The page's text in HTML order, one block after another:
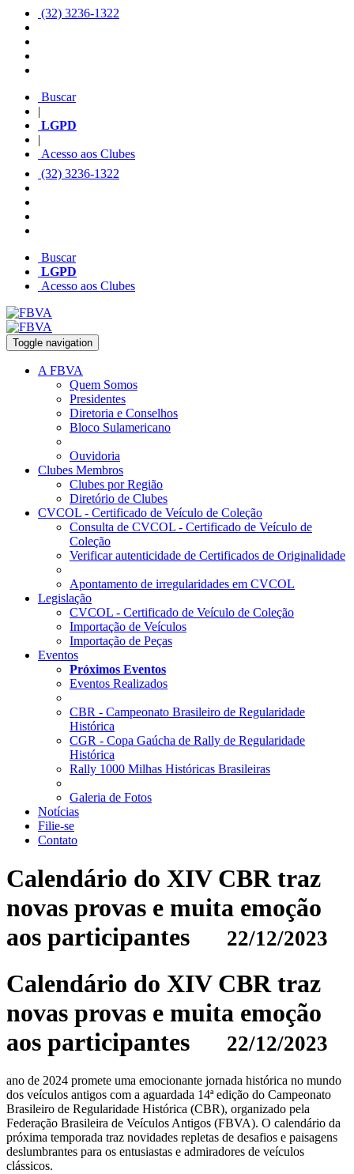
(32) 3236-1322
Buscar
|
LGPD
|
Acesso aos Clubes
(32) 3236-1322
Buscar
LGPD
Acesso aos Clubes
Toggle navigation
A FBVA
Quem Somos
Presidentes
Diretoria e Conselhos
Bloco Sulamericano
Ouvidoria
Clubes Membros
Clubes por Região
Diretório de Clubes
CVCOL - Certificado de Veículo de Coleção
Consulta de CVCOL - Certificado de Veículo de
Coleção
Verificar autenticidade de Certificados de Originalidade
Apontamento de irregularidades em CVCOL
Legislação
CVCOL - Certificado de Veículo de Coleção
Importação de Veículos
Importação de Peças
Eventos
Próximos Eventos
Eventos Realizados
CBR - Campeonato Brasileiro de Regularidade
Histórica
CGR - Copa Gaúcha de Rally de Regularidade
Histórica
Rally 1000 Milhas Históricas Brasileiras
Galeria de Fotos
Notícias
Filie-se
Contato
Calendário do XIV CBR traz
novas provas e muita emoção
aos participantes
22/12/2023
Calendário do XIV CBR traz
novas provas e muita emoção
aos participantes
22/12/2023
ano de 2024 promete uma emocionante jornada histórica no mundo
dos veículos antigos com a aguardada 14ª edição do Campeonato
Brasileiro de Regularidade Histórica (CBR), organizado pela
Federação Brasileira de Veículos Antigos (FBVA). O calendário da
próxima temporada traz novidades repletas de desafios e paisagens
deslumbrantes para os entusiastas e admiradores de veículos
clássicos.